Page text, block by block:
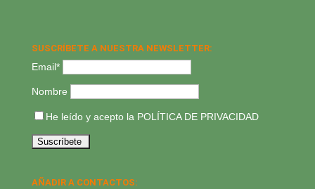
SUSCRÍBETE A NUESTRA NEWSLETTER:
Email*
Nombre
He leído y acepto la POLÍTICA DE PRIVACIDAD
AÑADIR A CONTACTOS: